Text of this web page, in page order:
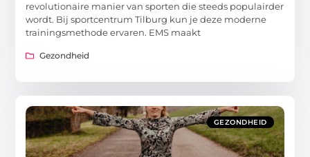
revolutionaire manier van sporten die steeds populairder
wordt. Bij sportcentrum Tilburg kun je deze moderne
trainingsmethode ervaren. EMS maakt
Gezondheid
GEZONDHEID